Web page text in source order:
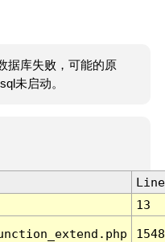
据库失败，可能的原
未启动。
Line
13
1548